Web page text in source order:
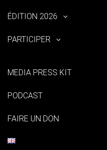
ÉDITION 2026
PARTICIPER
MEDIA PRESS KIT
PODCAST
FAIRE UN DON